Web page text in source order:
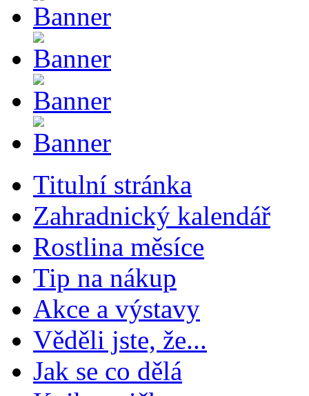
Titulní stránka
Zahradnický kalendář
Rostlina měsíce
Tip na nákup
Akce a výstavy
Věděli jste, že...
Jak se co dělá